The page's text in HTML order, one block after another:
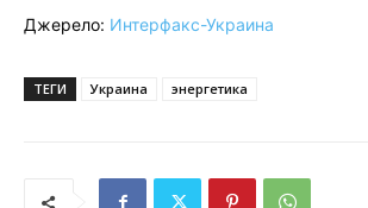
Джерело: Интерфакс-Украина
ТЕГИ Украина энергетика